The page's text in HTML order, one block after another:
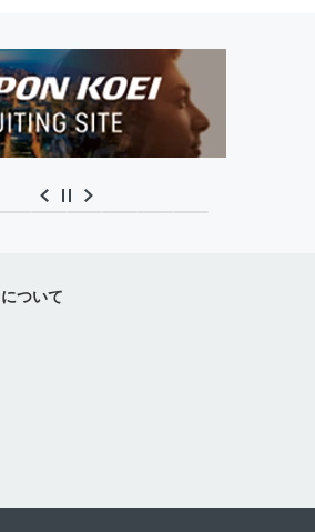
ついて